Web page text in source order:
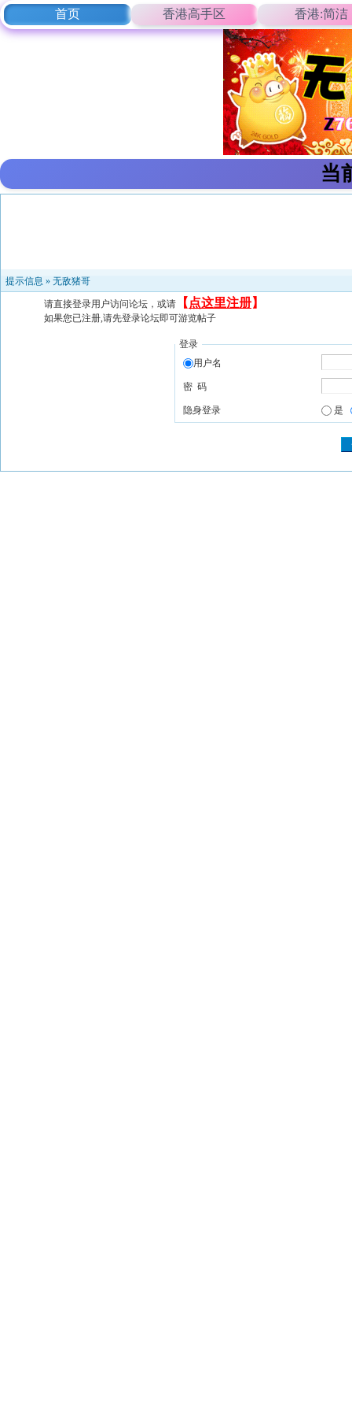
首页 香港高手区 香港:简洁
当
提示信息 » 无敌猪哥
请直接登录用户访问论坛，或请 【 点这里注册】
如果您已注册,请先登录论坛即可游览帖子
登录
用户名
密 码
隐身登录 是